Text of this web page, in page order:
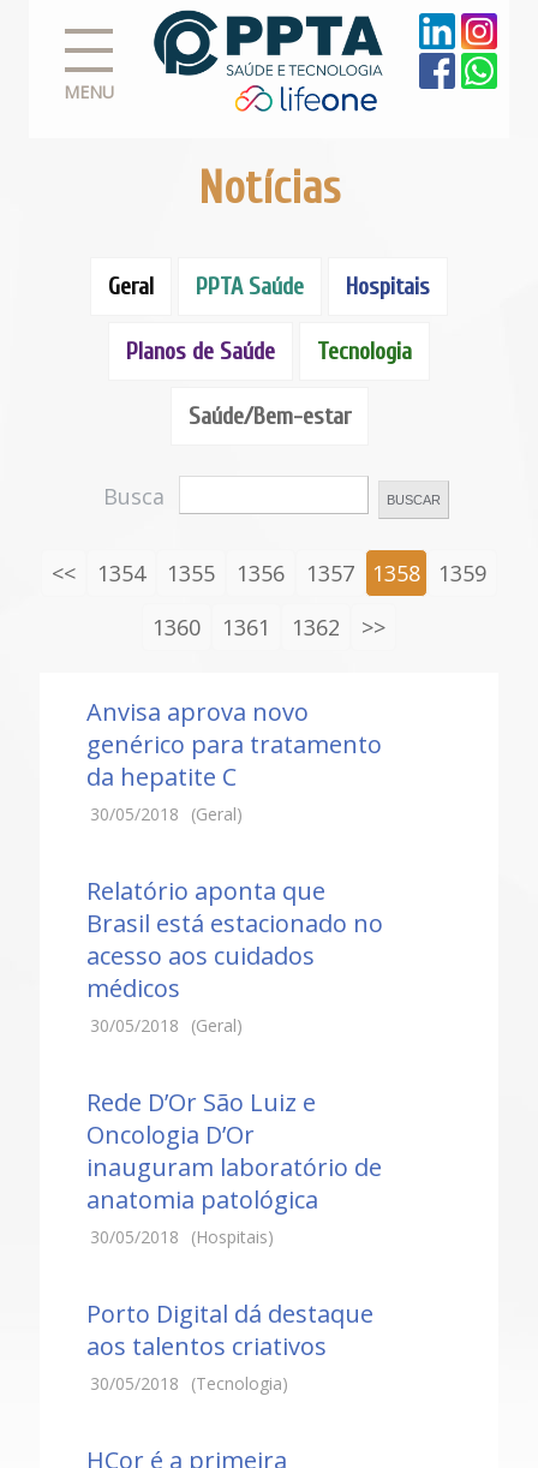
MENU
Notícias
Geral PPTA Saúde Hospitais
Planos de Saúde Tecnologia
Saúde/Bem-estar
Busca
<< 1354 1355 1356 1357 1358
1359
1360
1361 1362 >>
Anvisa aprova novo
genérico para tratamento
da hepatite C
30/05/2018 (Geral)
Relatório aponta que
Brasil está estacionado no
acesso aos cuidados
médicos
30/05/2018 (Geral)
Rede D’Or São Luiz e
Oncologia D’Or
inauguram laboratório de
anatomia patológica
30/05/2018 (Hospitais)
Porto Digital dá destaque
aos talentos criativos
30/05/2018 (Tecnologia)
HCor é a primeira